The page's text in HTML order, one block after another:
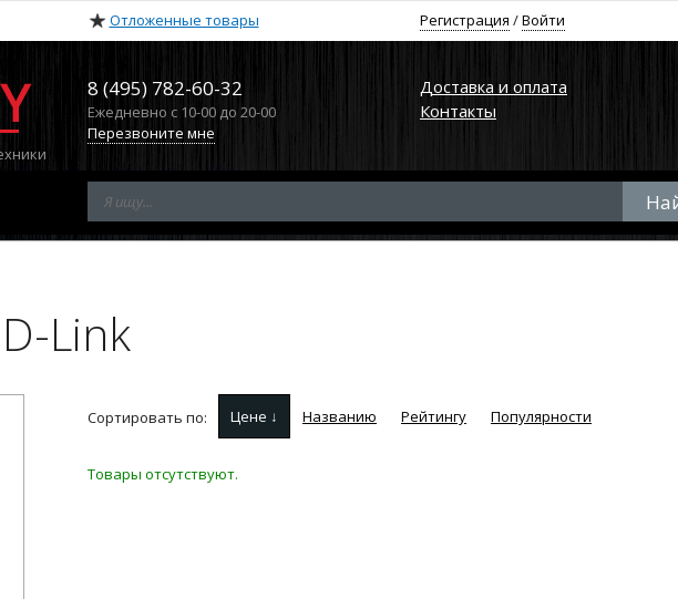
Отложенные товары Регистрация /Войти
8 (495) 782-60-32
Ежедневно с 10-00 до 20-00
Перезвоните мне
Доставка и оплата
Контакты
Link
Сортировать по: Цене ↓ Названию Рейтингу Популярности
Товары отсутствуют.